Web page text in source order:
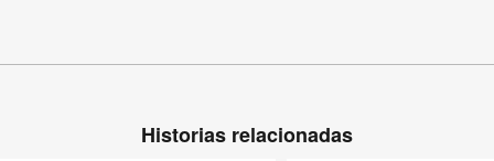
Historias relacionadas